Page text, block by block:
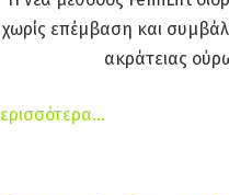
χωρίς επέμβαση και
ακράτειας